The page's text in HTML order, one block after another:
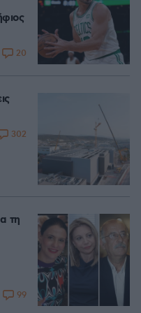
20
302
τη
99